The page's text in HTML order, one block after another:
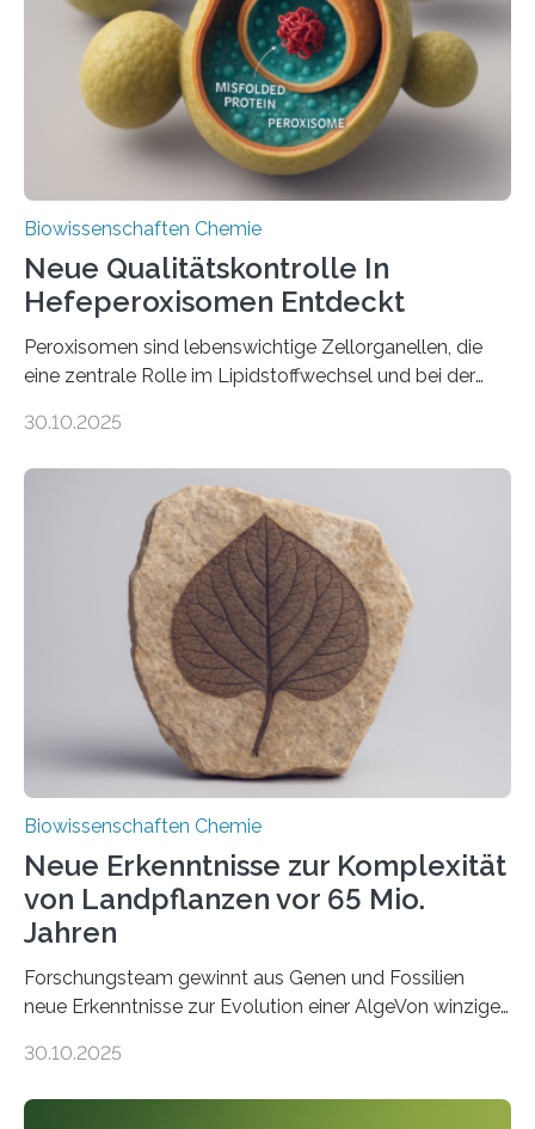
Biowissenschaften Chemie
Neue Qualitätskontrolle In
Hefeperoxisomen Entdeckt
Peroxisomen sind lebenswichtige Zellorganellen, die
eine zentrale Rolle im Lipidstoffwechsel und bei der
erfüllen können, müssen zahlreiche Enzyme präzise in
der Ruhr-Universität Bochum um Prof. Dr. Ralf Erdmann
und Dr. Ismaila Francis Yusuf hat nun einen bislang
unbekannten Qualitätskontrollmechanismus des
peroxisomalen Proteintransports in der Bäckerhefe
Saccharomyces cerevisiae entdeckt, der für die
Funktionsfähigkeit der Organellen entscheidend ist. Die
Studie wurde am 28. Oktober 2025 in der
Fachzeitschrift…
30.10.2025
Biowissenschaften Chemie
Neue Erkenntnisse zur Komplexität
von Landpflanzen vor 65 Mio.
Jahren
Forschungsteam gewinnt aus Genen und Fossilien
neue Erkenntnisse zur Evolution einer AlgeVon winzigen
Landpflanzen zählen zu den komplexesten
30.10.2025